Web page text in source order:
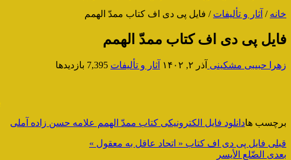
خانه / آثار و تألیفات / فایل پی دی اف کتاب ممدّ الهمم
فایل پی دی اف کتاب ممدّ الهمم
زهرا حبیبی مشکینی آذر ۲, ۱۴۰۲ آثار و تألیفات 7,395 بازدیدها
برچسب هادانلود فایل الکترونیکی کتاب ممدّ الهمم علامه حسن زاده آملی
قبلی فایل پی دی اف کتاب « اتحاد عاقل به معقول »
بعدی الضّلع الأیسر